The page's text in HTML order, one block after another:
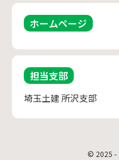
ホームページ
担当支部
埼玉土建 所沢支部
© 2025 -